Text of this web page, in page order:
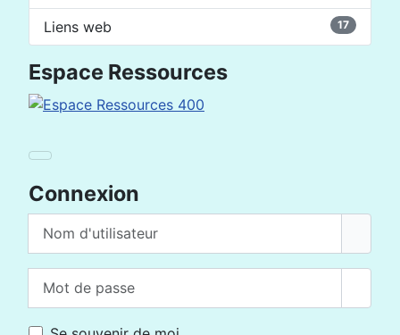
Espace Ressources
Connexion
Liens web 17